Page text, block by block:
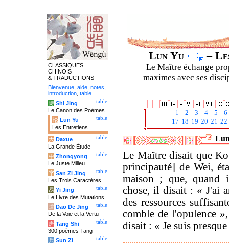
Lun Yu –
Le Maître échange
maximes avec ses
1 2 3 4 5
6
17 18 19 20 21 22
Le Maître disait que
principauté] de Wei,
maison ; que, quand
chose, il disait : « J'ai
des ressources
comble de l'opulence
disait : « Je suis
CLASSIQUES
CHINOIS
& TRADUCTIONS
Bienvenue aide notes
introduction table
table
诗 Shi Jing
Le Canon des Poèmes
table
论 Lun Yu
Les Entretiens
table
大 Daxue
La Grande Étude
table
中 Zhongyong
Le Juste Milieu
table
字 San Zi Jing
Les Trois Caractères
table
易 Yi Jing
Le Livre des Mutations
table
道 Dao De Jing
De la Voie et la Vertu
table
唐 Tang Shi
300 poèmes Tang
table
兵 Sun Zi